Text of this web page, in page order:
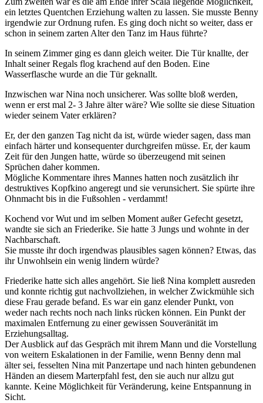
ein letztes Quentchen Erziehung walten zu lassen. Sie musste Benny
irgendwie zur Ordnung rufen. Es ging doch nicht so weiter, dass er
schon in seinem zarten Alter den Tanz im Haus führte?
In seinem Zimmer ging es dann gleich weiter. Die Tür knallte, der
Inhalt seiner Regals flog krachend auf den Boden. Eine
Wasserflasche wurde an die Tür geknallt.
Inzwischen war Nina noch unsicherer. Was sollte bloß werden,
wenn er erst mal 2- 3 Jahre älter wäre? Wie sollte sie diese Situation
wieder seinem Vater erklären?
Er, der den ganzen Tag nicht da ist, würde wieder sagen, dass man
einfach härter und konsequenter durchgreifen müsse. Er, der kaum
Zeit für den Jungen hatte, würde so überzeugend mit seinen
Sprüchen daher kommen.
Mögliche Kommentare ihres Mannes hatten noch zusätzlich ihr
destruktives Kopfkino angeregt und sie verunsichert. Sie spürte ihre
Ohnmacht bis in die Fußsohlen - verdammt!
Kochend vor Wut und im selben Moment außer Gefecht gesetzt,
wandte sie sich an Friederike. Sie hatte 3 Jungs und wohnte in der
Nachbarschaft.
Sie musste ihr doch irgendwas plausibles sagen können? Etwas, das
ihr Unwohlsein ein wenig lindern würde?
Friederike hatte sich alles angehört. Sie ließ Nina komplett ausreden
und konnte richtig gut nachvollziehen, in welcher Zwickmühle sich
diese Frau gerade befand. Es war ein ganz elender Punkt, von
weder nach rechts noch nach links rücken können. Ein Punkt der
maximalen Entfernung zu einer gewissen Souveränität im
Erziehungsalltag.
Der Ausblick auf das Gespräch mit ihrem Mann und die Vorstellung
von weitern Eskalationen in der Familie, wenn Benny denn mal
älter sei, fesselten Nina mit Panzertape und nach hinten gebundenen
Händen an diesem Marterpfahl fest, den sie auch nur allzu gut
kannte. Keine Möglichkeit für Veränderung, keine Entspannung in
Sicht.